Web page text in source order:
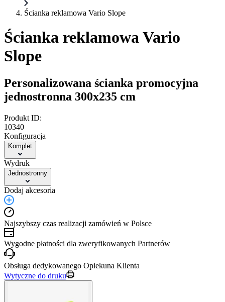
Ścianka reklamowa Vario Slope
Ścianka reklamowa Vario
Slope
Personalizowana ścianka promocyjna
jednostronna 300x235 cm
Produkt ID:
10340
Konfiguracja
Komplet
Wydruk
Jednostronny
Dodaj akcesoria
Najszybszy czas realizacji zamówień w Polsce
Wygodne płatności dla zweryfikowanych Partnerów
Obsługa dedykowanego Opiekuna Klienta
Wytyczne do druku